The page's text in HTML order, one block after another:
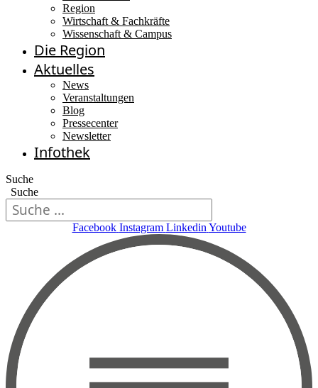
Region
Wirtschaft & Fachkräfte
Wissenschaft & Campus
Die Region
Aktuelles
News
Veranstaltungen
Blog
Pressecenter
Newsletter
Infothek
Suche
Suche
Facebook Instagram Linkedin Youtube